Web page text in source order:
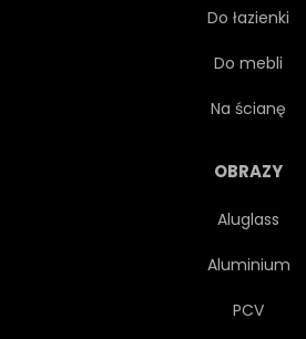
CZARNYDo łazienki
Do mebli
Na ścianę
OBRAZY
Aluglass
Aluminium
PCV